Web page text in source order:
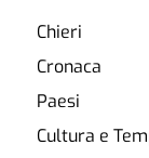
Chieri
Cronaca
Paesi
Cultura e